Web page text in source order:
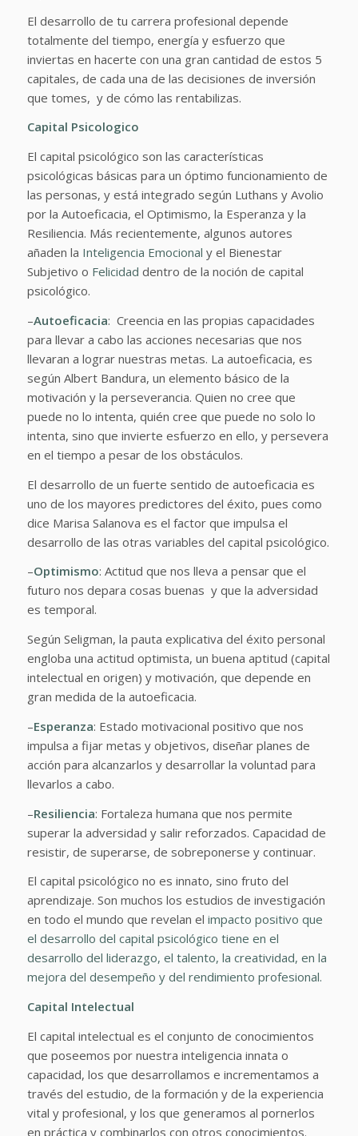
El desarrollo de tu carrera profesional depende
totalmente del tiempo, energía y esfuerzo que
inviertas en hacerte con una gran cantidad de estos 5
capitales, de cada una de las decisiones de inversión
que tomes, y de cómo las rentabilizas.
Capital Psicologico
El capital psicológico son las características
psicológicas básicas para un óptimo funcionamiento de
las personas, y está integrado según Luthans y Avolio
por la Autoeficacia, el Optimismo, la Esperanza y la
Resiliencia. Más recientemente, algunos autores
añaden la Inteligencia Emocional y el Bienestar
Subjetivo o Felicidad dentro de la noción de capital
psicológico.
–Autoeficacia: Creencia en las propias capacidades
para llevar a cabo las acciones necesarias que nos
llevaran a lograr nuestras metas. La autoeficacia, es
según Albert Bandura, un elemento básico de la
motivación y la perseverancia. Quien no cree que
puede no lo intenta, quién cree que puede no solo lo
intenta, sino que invierte esfuerzo en ello, y persevera
en el tiempo a pesar de los obstáculos.
El desarrollo de un fuerte sentido de autoeficacia es
uno de los mayores predictores del éxito, pues como
dice Marisa Salanova es el factor que impulsa el
desarrollo de las otras variables del capital psicológico.
–Optimismo: Actitud que nos lleva a pensar que el
futuro nos depara cosas buenas y que la adversidad
es temporal.
Según Seligman, la pauta explicativa del éxito personal
engloba una actitud optimista, un buena aptitud (capital
intelectual en origen) y motivación, que depende en
gran medida de la autoeficacia.
–Esperanza: Estado motivacional positivo que nos
impulsa a fijar metas y objetivos, diseñar planes de
acción para alcanzarlos y desarrollar la voluntad para
llevarlos a cabo.
–Resiliencia: Fortaleza humana que nos permite
superar la adversidad y salir reforzados. Capacidad de
resistir, de superarse, de sobreponerse y continuar.
El capital psicológico no es innato, sino fruto del
aprendizaje. Son muchos los estudios de investigación
en todo el mundo que revelan el impacto positivo que
el desarrollo del capital psicológico tiene en el
desarrollo del liderazgo, el talento, la creatividad, en la
mejora del desempeño y del rendimiento profesional.
Capital Intelectual
El capital intelectual es el conjunto de conocimientos
que poseemos por nuestra inteligencia innata o
capacidad, los que desarrollamos e incrementamos a
través del estudio, de la formación y de la experiencia
vital y profesional, y los que generamos al pornerlos
en práctica y combinarlos con otros conocimientos.